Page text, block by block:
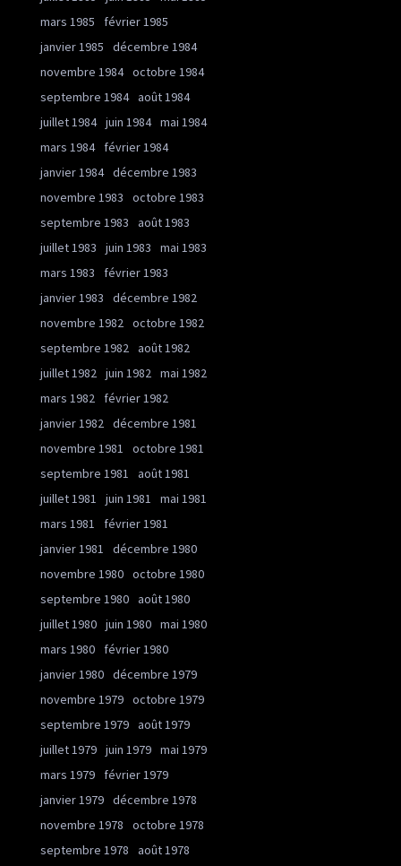
mars 1985
février 1985
janvier 1985
décembre 1984
novembre 1984 octobre 1984
septembre 1984 août 1984
juillet 1984 juin 1984 mai 1984
mars 1984
février 1984
janvier 1984 décembre 1983
novembre 1983
octobre 1983
septembre 1983
août 1983
juillet 1983
juin 1983
mai 1983
mars 1983
février 1983
janvier 1983
décembre 1982
novembre 1982 octobre 1982
septembre 1982 août 1982
juillet 1982 juin 1982 mai 1982
mars 1982
février 1982
janvier 1982 décembre 1981
novembre 1981
octobre 1981
septembre 1981
août 1981
juillet 1981
juin 1981
mai 1981
mars 1981
février 1981
janvier 1981
décembre 1980
novembre 1980 octobre 1980
septembre 1980 août 1980
juillet 1980 juin 1980 mai 1980
mars 1980
février 1980
janvier 1980 décembre 1979
novembre 1979 octobre 1979
septembre 1979 août 1979
juillet 1979 juin 1979 mai 1979
mars 1979
février 1979
janvier 1979 décembre 1978
novembre 1978
octobre 1978
septembre 1978
août 1978